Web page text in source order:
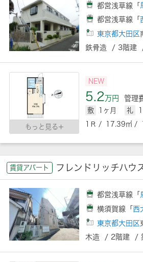
都営浅草線「
都営浅草線「
東京都大田区
鉄骨造 / 3階建
もっと見る
NEW
5.2万円 管理
敷 1ヶ月 礼
1Ｒ / 17.39㎡ /
賃貸アパート フレンドリッチハウ
都営浅草線「
横須賀線「 西
東京都大田区
木造 / 2階建 /